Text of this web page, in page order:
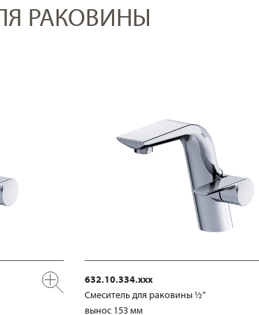
РАКОВИНЫ
632.10.334.xxx
Смеситель для раковины ½“
вынос 153 мм